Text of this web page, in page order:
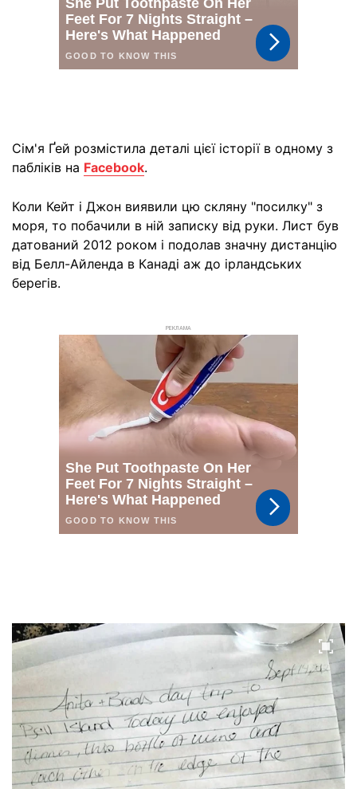
Сім'я Ґей розмістила деталі цієї історії в одному з
пабліків на Facebook.
Коли Кейт і Джон виявили цю скляну "посилку" з
моря, то побачили в ній записку від руки. Лист був
датований 2012 роком і подолав значну дистанцію
від Белл-Айленда в Канаді аж до ірландських
берегів.
РЕКЛАМА